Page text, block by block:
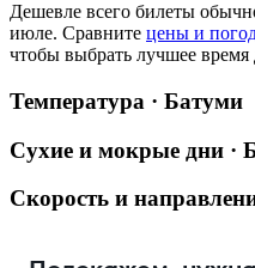
Дешевле всего билеты
июле. Сравните цены и
чтобы выбрать лучшее время
Температура · Батуми
Сухие и мокрые дни ·
Скорость и